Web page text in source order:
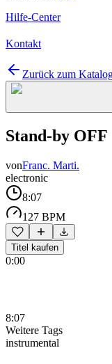
Hilfe-Center
Kontakt
Zurück zum
Stand-by OFF
vonFranc. Marti.
electronic
8:07
127 BPM
Titel kaufen
0:00
8:07
Weitere Tags
instrumental